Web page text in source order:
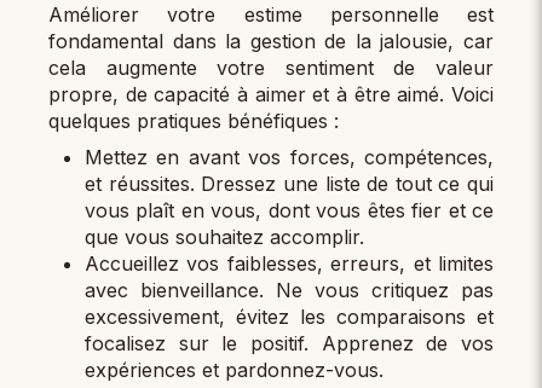
Améliorer votre estime personnelle est
fondamental dans la gestion de la jalousie, car
cela augmente votre sentiment de valeur
propre, de capacité à aimer et à être aimé. Voici
quelques pratiques bénéfiques :
Mettez en avant vos forces, compétences,
et réussites. Dressez une liste de tout ce qui
vous plaît en vous, dont vous êtes fier et ce
que vous souhaitez accomplir.
Accueillez vos faiblesses, erreurs, et limites
avec bienveillance. Ne vous critiquez pas
excessivement, évitez les comparaisons et
focalisez sur le positif. Apprenez de vos
expériences et pardonnez-vous.